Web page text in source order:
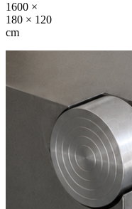
1600 ×
180 × 120
cm